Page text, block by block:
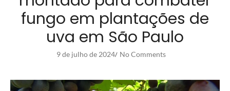
fungo em plantações de
uva em São Paulo
9 de julho de 2024/ No Comments